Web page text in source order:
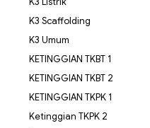
K3 Scaffolding
K3 Umum
KETINGGIAN TKBT 1
KETINGGIAN TKBT 2
KETINGGIAN TKPK 1
Ketinggian TKPK 2